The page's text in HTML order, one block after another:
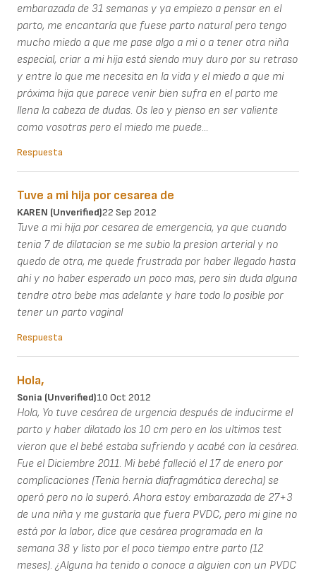
embarazada de 31 semanas y ya empiezo a pensar en el
parto, me encantaría que fuese parto natural pero tengo
mucho miedo a que me pase algo a mi o a tener otra niña
especial, criar a mi hija está siendo muy duro por su retraso
y entre lo que me necesita en la vida y el miedo a que mi
próxima hija que parece venir bien sufra en el parto me
llena la cabeza de dudas. Os leo y pienso en ser valiente
como vosotras pero el miedo me puede...
Respuesta
Tuve a mi hija por cesarea de
KAREN (unverified)22 Sep 2012
Tuve a mi hija por cesarea de emergencia, ya que cuando
tenia 7 de dilatacion se me subio la presion arterial y no
quedo de otra, me quede frustrada por haber llegado hasta
ahi y no haber esperado un poco mas, pero sin duda alguna
tendre otro bebe mas adelante y hare todo lo posible por
tener un parto vaginal
Respuesta
Hola,
Sonia (unverified)10 Oct 2012
Hola, Yo tuve cesárea de urgencia después de inducirme el
parto y haber dilatado los 10 cm pero en los ultimos test
vieron que el bebé estaba sufriendo y acabé con la cesárea.
Fue el Diciembre 2011. Mi bebé falleció el 17 de enero por
complicaciones (Tenia hernia diafragmática derecha) se
operó pero no lo superó. Ahora estoy embarazada de 27+3
de una niña y me gustaría que fuera PVDC, pero mi gine no
está por la labor, dice que cesárea programada en la
semana 38 y listo por el poco tiempo entre parto (12
meses). ¿Alguna ha tenido o conoce a alguien con un PVDC